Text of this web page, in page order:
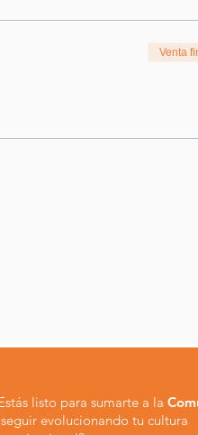
Venta
listo para sumarte a la
evolucionando tu cultura